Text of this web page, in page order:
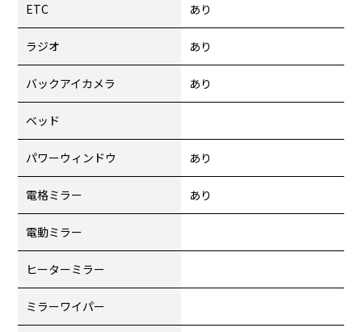
ETC あり
ラジオ あり
バックアイカメラ あり
ベッド
パワーウィンドウ あり
電格ミラー あり
電動ミラー
ヒーターミラー
ミラーワイパー